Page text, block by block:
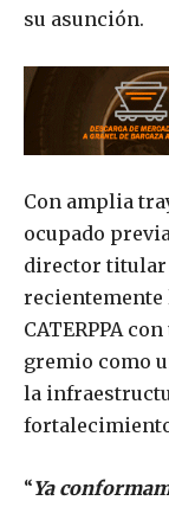
su asunción.
Con amplia
ocupado
director titular
recientemente
CATERPPA
gremio como
la
“Ya